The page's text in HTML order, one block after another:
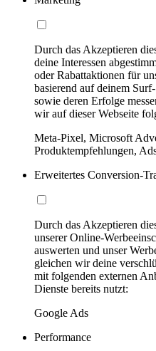
Durch das Akzeptieren
deine Interessen
oder Rabattaktionen für
basierend auf deinem
sowie deren Erfolge
wir auf dieser Webseite
Meta-Pixel, Microsoft
Produktempfehlungen,
Erweitertes Conversion-
Durch das Akzeptieren
unserer Online-
auswerten und unser
gleichen wir deine
mit folgenden externen
Dienste bereits nutzt:
Google Ads
Performance